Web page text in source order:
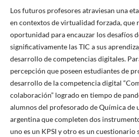
Los futuros profesores atraviesan una
en contextos de virtualidad forzada, que
oportunidad para encauzar los desafíos
significativamente las TIC a sus
desarrollo de competencias digitales.
percepción que poseen estudiantes de
desarrollo de la competencia digital
colaboración” logrado en tiempo de
alumnos del profesorado de Química de
argentina que completen dos
uno es un KPSI y otro es un cuestionario